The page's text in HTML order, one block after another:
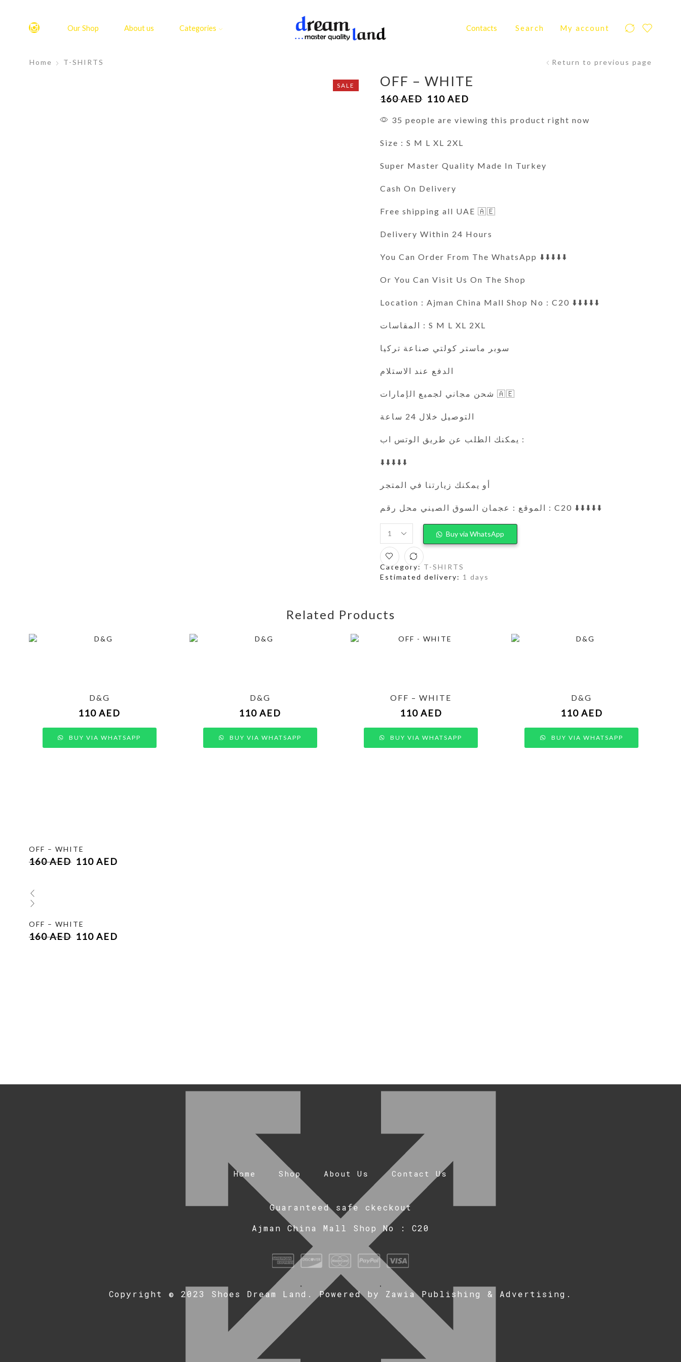
Our Shop About us Categories Contacts Search My account
Home T-SHIRTS Return to previous page
SALE OFF – WHITE
160AED 110 AED
35 people are viewing this product right now
Size : S M L XL 2XL
Super Master Quality Made In Turkey
Cash On Delivery
Free shipping all UAE 🇦🇪
Delivery Within 24 Hours
You Can Order From The WhatsApp ⬇️⬇️⬇️⬇️⬇️
Or You Can Visit Us On The Shop
Location : Ajman China Mall Shop No : C20 ⬇️⬇️⬇️⬇️⬇️
المقاسات : S M L XL 2XL
سوبر ماستر كولتي صناعة تركيا
الدفع عند الاستلام
شحن مجاني لجميع الإمارات 🇦🇪
التوصيل خلال 24 ساعة
يمكنك الطلب عن طريق الوتس اب :
⬇️⬇️⬇️⬇️⬇️
أو يمكنك زيارتنا في المتجر
الموقع : عجمان السوق الصيني محل رقم : C20 ⬇️⬇️⬇️⬇️⬇️
Buy via WhatsApp
Category: T-SHIRTS
Estimated delivery: 1 days
Related Products
D&G
110AED
BUY VIA WHATSAPP
D&G
110AED
BUY VIA WHATSAPP
OFF – WHITE
110 AED
BUY VIA WHATSAPP
D&G
110 AED
BUY VIA WHATSAPP
OFF – WHITE
160AED 110 AED
OFF – WHITE
160AED 110 AED
Home Shop About Us Contact Us
Guaranteed safe ckeckout
Ajman China Mall Shop No : C20
Copyright © 2023 Shoes Dream Land. Powered by Zawia Publishing & Advertising .